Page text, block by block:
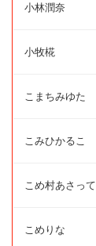
小林潤奈
小牧椛
こまちみゆた
こみひかるこ
こめ村あさって
こめりな